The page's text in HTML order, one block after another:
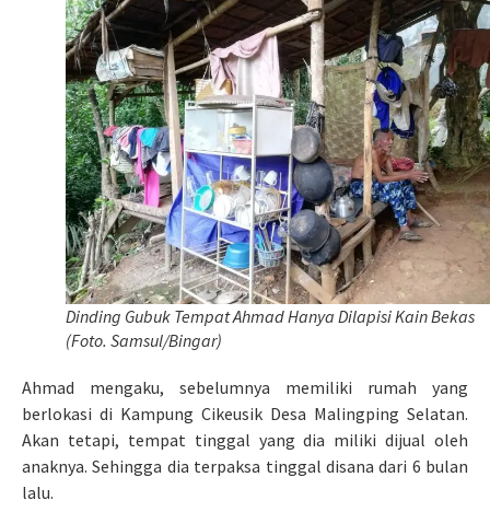
Dinding Gubuk Tempat Ahmad Hanya Dilapisi Kain Bekas
(Foto. Samsul/Bingar)
Ahmad mengaku, sebelumnya memiliki rumah yang
berlokasi di Kampung Cikeusik Desa Malingping Selatan.
Akan tetapi, tempat tinggal yang dia miliki dijual oleh
anaknya. Sehingga dia terpaksa tinggal disana dari 6 bulan
lalu.